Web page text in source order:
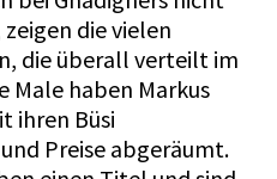
die vielen
die überall verteilt im
Male haben Markus
ihren Büsi
Preise abgeräumt.